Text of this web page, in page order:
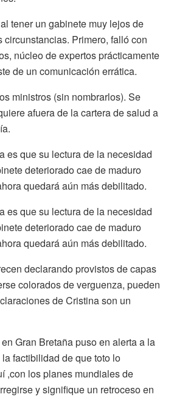
tener un gabinete muy lejos de
circunstancias. Primero, falló con
núcleo de expertos prácticamente
de un comunicación errática.
ministros (sin nombrarlos). Se
afuera de la cartera de salud a
es que su lectura de la necesidad
deteriorado cae de maduro
quedará aún más debilitado.
es que su lectura de la necesidad
deteriorado cae de maduro
quedará aún más debilitado.
declarando provistos de capas
colorados de verguenza, pueden
de Cristina son un
Gran Bretaña puso en alerta a la
factibilidad de que toto lo
,con los planes mundiales de
y signifique un retroceso en